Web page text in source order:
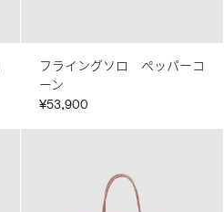
フライングソロ ペッパーコ
ーン
¥53,900